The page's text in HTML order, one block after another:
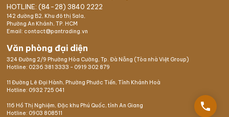
HOTLINE: (84-28) 3840 2222
142 đường B2, Khu đô thị Sala,
Phường An Khánh, TP. HCM
Email: contact@pantrading.vn
Văn phòng đại diện
324 Đường 2/9 Phường Hòa Cường, Tp. Đà Nẵng (Tòa nhà Việt Group)
Hotline: 0236 381 3333 - 0919 302 879
11 Đường Lê Đại Hành, Phường Phước Tiến, Tỉnh Khánh Hoà
Hotline: 0932 725 041
116 Hồ Thị Nghiệm, Đặc khu Phú Quốc, tỉnh An Giang
Hotline: 0903 808511
phone